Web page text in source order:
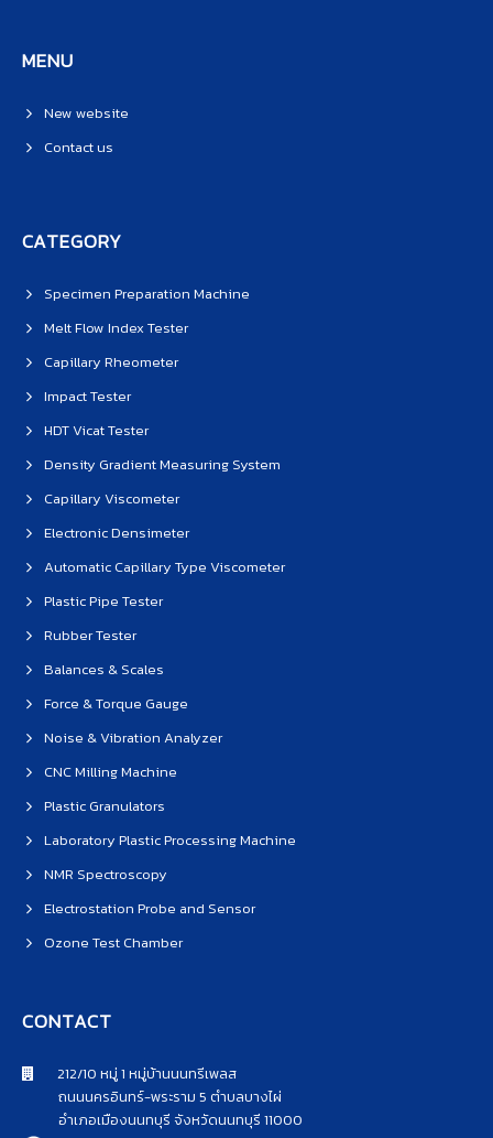
MENU
New website
Contact us
CATEGORY
Specimen Preparation Machine
Melt Flow Index Tester
Capillary Rheometer
Impact Tester
HDT Vicat Tester
Density Gradient Measuring System
Capillary Viscometer
Electronic Densimeter
Automatic Capillary Type Viscometer
Plastic Pipe Tester
Rubber Tester
Balances & Scales
Force & Torque Gauge
Noise & Vibration Analyzer
CNC Milling Machine
Plastic Granulators
Laboratory Plastic Processing Machine
NMR Spectroscopy
Electrostation Probe and Sensor
Ozone Test Chamber
CONTACT
212/10 หมู่ 1 หมู่บ้านนนทรีเพลส
ถนนนครอินทร์-พระราม 5 ตำบลบางไผ่
อำเภอเมืองนนทบุรี จังหวัดนนทบุรี 11000